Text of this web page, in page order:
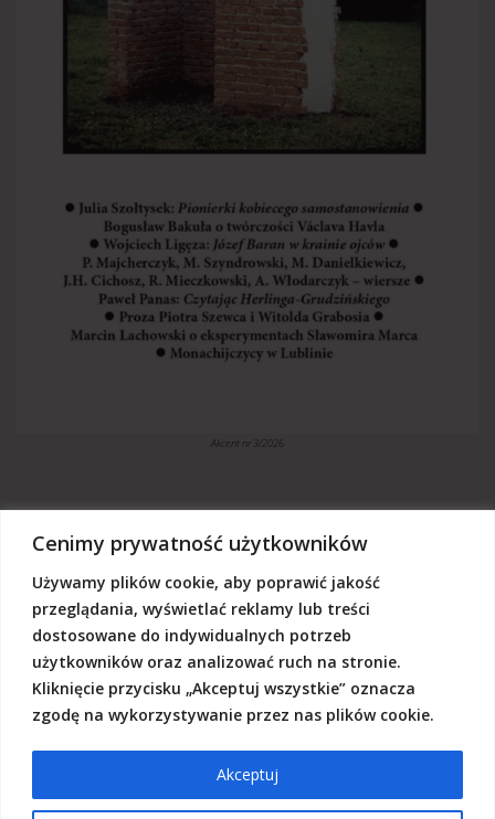
Cenimy prywatność użytkowników
Używamy plików cookie, aby poprawić jakość
przeglądania, wyświetlać reklamy lub treści
dostosowane do indywidualnych potrzeb
użytkowników oraz analizować ruch na stronie.
Kliknięcie przycisku „Akceptuj wszystkie” oznacza
zgodę na wykorzystywanie przez nas plików cookie.
Akceptuj
Akcent nr 3/2026
„Akcent” jest czasopismem niezależnym, utrzymujemy się z dotacji
budżetowych oraz darowizn. Będziemy wdzięczni, jeśli zechcą nas
Państwo wesprzeć dowolną kwotą.
Wschodnia Fundacja Kultury „Akcent”, ul. Grodzka 3, 20-112 Lublin
Nr rachunku:50124015031111000017528667
(z dopiskiem: Darowizna na działalność statutową Wschodniej
Fundacji Kultury Akcent w sferze pożytku publicznego)